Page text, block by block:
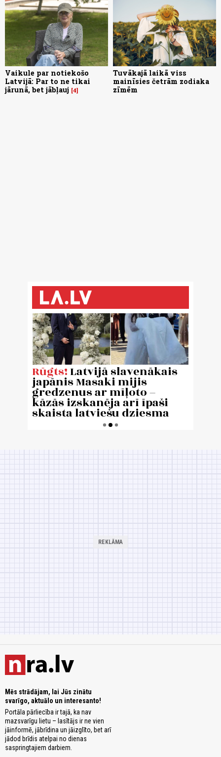
Vaikule par notiekošo
Latvijā: Par to ne tikai
jārunā, bet jābļauj 4
Tuvākajā laikā viss
mainīsies četrām zodiaka
zīmēm
Mēs strādājam, lai Jūs zinātu
svarīgo, aktuālo un interesanto!
Portāla pārliecība ir tajā, ka nav
mazsvarīgu lietu – lasītājs ir ne vien
jāinformē, jābrīdina un jāizglīto, bet arī
jādod brīdis atelpai no dienas
saspringtajiem darbiem.